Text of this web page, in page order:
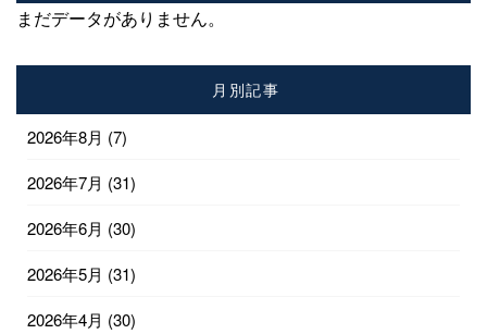
まだデータがありません。
月別記事
2026年8月 (7)
2026年7月 (31)
2026年6月 (30)
2026年5月 (31)
2026年4月 (30)